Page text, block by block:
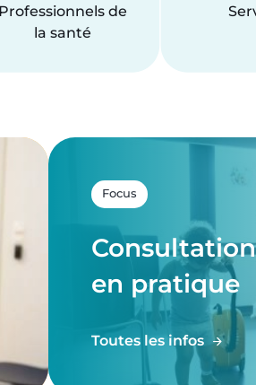
Professionnels de
la santé
Focus
en pratique
Toutes les infos